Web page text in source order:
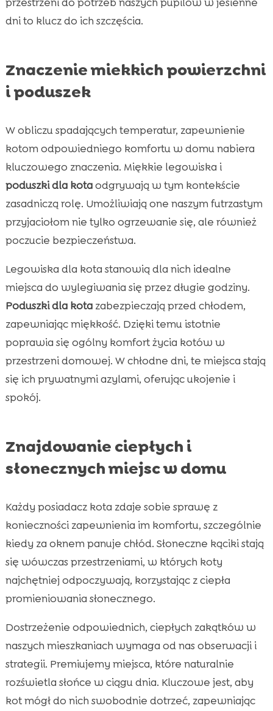
dni to klucz do ich szczęścia.
Znaczenie miekkich powierzchni
i poduszek
W obliczu spadających temperatur, zapewnienie
kotom odpowiedniego komfortu w domu nabiera
kluczowego znaczenia. Miękkie legowiska i
poduszki dla kotaodgrywają w tym kontekście
zasadniczą rolę. Umożliwiają one naszym futrzastym
przyjaciołom nie tylko ogrzewanie się, ale również
poczucie bezpieczeństwa.
Legowiska dla kota stanowią dla nich idealne
miejsca do wylegiwania się przez długie godziny.
Poduszki dla kotazabezpieczają przed chłodem,
zapewniając miękkość. Dzięki temu istotnie
poprawia się ogólny komfort życia kotów w
przestrzeni domowej. W chłodne dni, te miejsca stają
się ich prywatnymi azylami, oferując ukojenie i
spokój.
Znajdowanie ciepłych i
słonecznych miejsc w domu
Każdy posiadacz kota zdaje sobie sprawę z
konieczności zapewnienia im komfortu, szczególnie
kiedy za oknem panuje chłód. Słoneczne kąciki stają
się wówczas przestrzeniami, w których koty
najchętniej odpoczywają, korzystając z ciepła
promieniowania słonecznego.
Dostrzeżenie odpowiednich, ciepłych zakątków w
naszych mieszkaniach wymaga od nas obserwacji i
strategii. Premiujemy miejsca, które naturalnie
rozświetla słońce w ciągu dnia. Kluczowe jest, aby
kot mógł do nich swobodnie dotrzeć, zapewniając